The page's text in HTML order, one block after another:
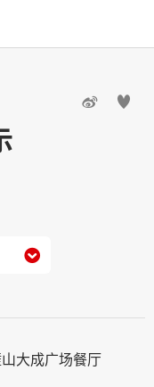
 

大成广场餐厅